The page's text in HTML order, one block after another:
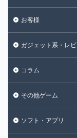
お客様
ガジェット系・レ
コラム
その他ゲーム
ソフト・アプリ